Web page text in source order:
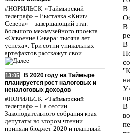
#НОРИЛЬСК. «Таймырский
телеграф» – Выставка «Книга
Севера» – завершающий этап
большого межмузейного проекта
«Освоение Севера: тысяча лет
успеха». Три сотни уникальных
артефактов расскажут свои…
13:05
В 2020 году на Таймыре
планируется рост налоговых и
неналоговых доходов
#НОРИЛЬСК. «Таймырский
телеграф» – На сессии
Законодательного собрания края
депутаты во втором чтении
приняли бюджет-2020 и плановый
В
В
В
В